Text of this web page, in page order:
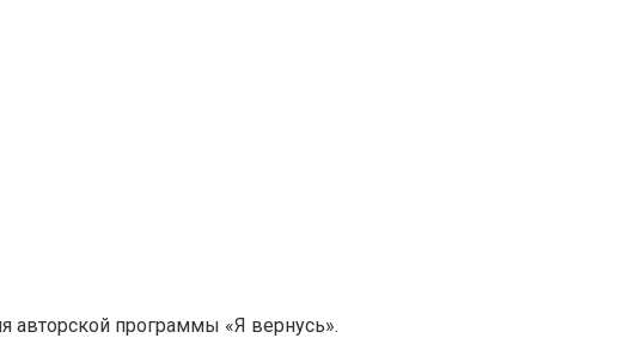
авторской программы «Я вернусь».